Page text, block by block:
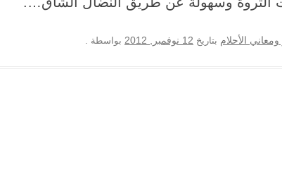
الأحلام بتاريخ 12 نوفمبر, 2012 بواسطة .